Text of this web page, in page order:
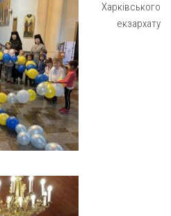
Богородиці м. Берестин
(м. Полтава)
народу (м. Полтава)
(м. Полтава)
(с. Пригарівка)
Богородиці (с. Дашківка)
Витівка)
Харківського
екзархату